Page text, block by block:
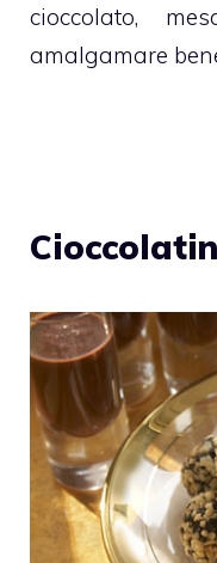
cioccolato,
amalgamare